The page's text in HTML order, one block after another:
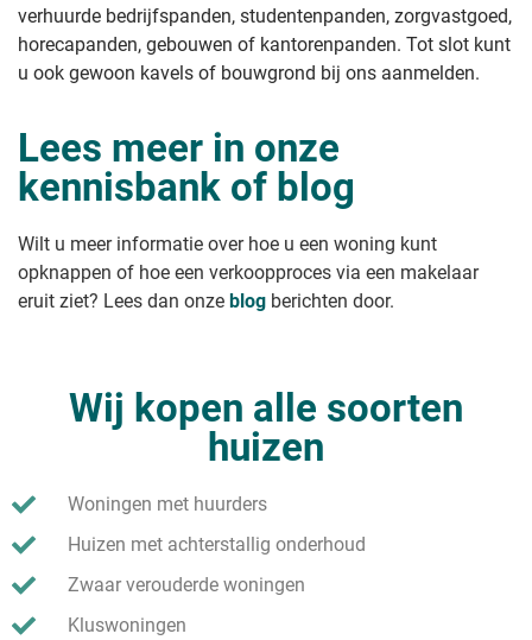
verhuurde bedrijfspanden, studentenpanden, zorgvastgoed,
horecapanden, gebouwen of kantorenpanden. Tot slot kunt
u ook gewoon kavels of bouwgrond bij ons aanmelden.
Lees meer in onze
kennisbank of blog
Wilt u meer informatie over hoe u een woning kunt
opknappen of hoe een verkoopproces via een makelaar
eruit ziet? Lees dan onze blog berichten door.
Wij kopen alle soorten
huizen
Woningen met huurders
Huizen met achterstallig onderhoud
Zwaar verouderde woningen
Kluswoningen